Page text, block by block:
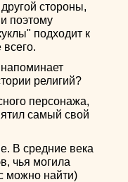
стороны,
поэтому
подходит к
религий?
персонажа,
самый свой
В средние века
чья могила
можно найти)